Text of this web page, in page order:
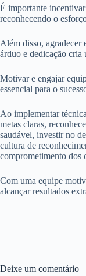
É importante
reconhecendo o
Além disso, agradecer
árduo e dedicação
Motivar e engajar
essencial para o
Ao implementar
metas claras,
saudável, investir no
cultura de
comprometimento dos
Com uma equipe
alcançar resultados
Deixe um comentário